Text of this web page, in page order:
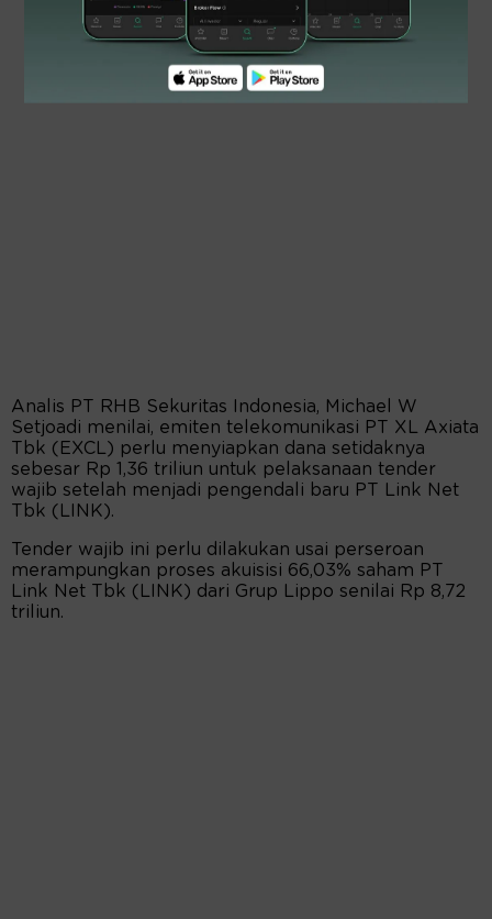
Analis PT RHB Sekuritas Indonesia, Michael W
Setjoadi menilai, emiten telekomunikasi PT XL Axiata
Tbk (EXCL) perlu menyiapkan dana setidaknya
sebesar Rp 1,36 triliun untuk pelaksanaan tender
wajib setelah menjadi pengendali baru PT Link Net
Tbk (LINK).
Tender wajib ini perlu dilakukan usai perseroan
merampungkan proses akuisisi 66,03% saham PT
Link Net Tbk (LINK) dari Grup Lippo senilai Rp 8,72
triliun.